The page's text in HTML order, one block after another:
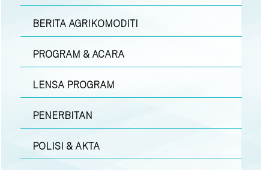
BERITA AGRIKOMODITI
PROGRAM & ACARA
LENSA PROGRAM
PENERBITAN
POLISI & AKTA